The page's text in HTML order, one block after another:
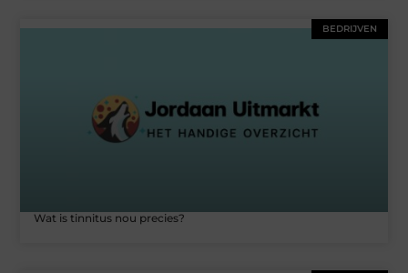
BEDRIJVEN
Wat is tinnitus nou precies?